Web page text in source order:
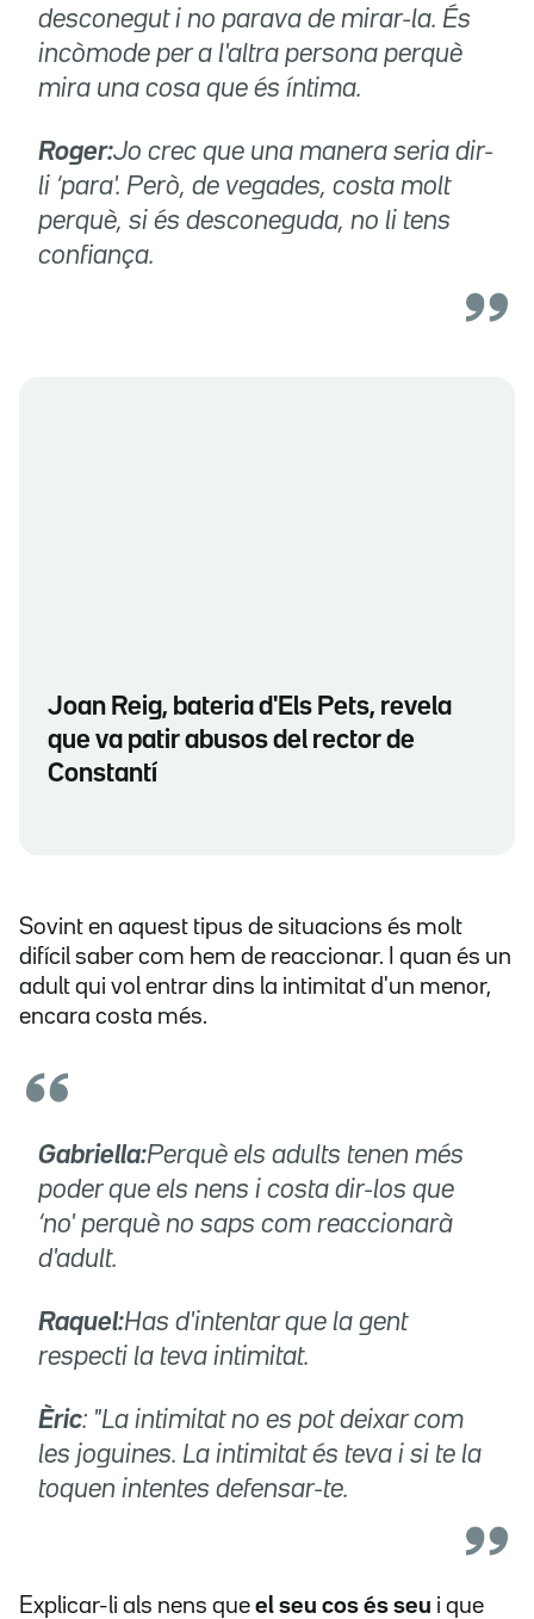
desconegut i no parava de mirar-la. És
incòmode per a l'altra persona perquè
mira una cosa que és íntima.
Roger:Jo crec que una manera seria dir-
li ‘para'. Però, de vegades, costa molt
perquè, si és desconeguda, no li tens
confiança.
Joan Reig, bateria d'Els Pets, revela
que va patir abusos del rector de
Constantí
Sovint en aquest tipus de situacions és molt
difícil saber com hem de reaccionar. I quan és un
adult qui vol entrar dins la intimitat d'un menor,
encara costa més.
Gabriella:Perquè els adults tenen més
poder que els nens i costa dir-los que
‘no' perquè no saps com reaccionarà
d'adult.
Raquel:Has d'intentar que la gent
respecti la teva intimitat.
Èric: "La intimitat no es pot deixar com
les joguines. La intimitat és teva i si te la
toquen intentes defensar-te.
Explicar-li als nens que el seu cos és seu i que